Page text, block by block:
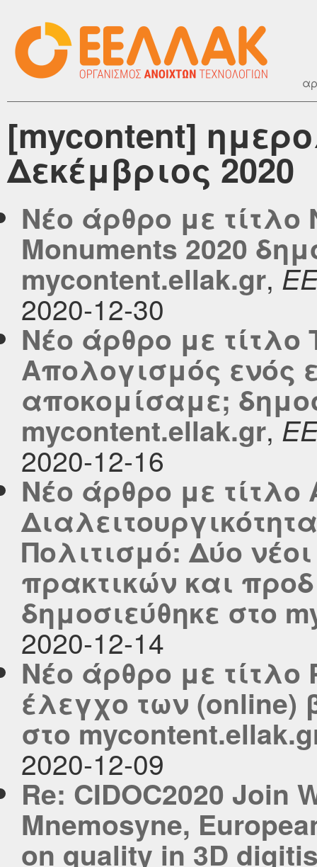
[mycontent]
Δεκέμβριος 2020
Νέο άρθρο με τίτλο
Monuments 2020
mycontent.ellak.gr,
2020-12-30
Νέο άρθρο με τίτλο
Απολογισμός ενός
αποκομίσαμε;
mycontent.ellak.gr,
2020-12-16
Νέο άρθρο με τίτλο
Πολιτισμό: Δύο
πρακτικών και
δημοσιεύθηκε στο
2020-12-14
Νέο άρθρο με τίτλο
έλεγχο των (online)
στο
2020-12-09
Re: CIDOC2020 Join
Mnemosyne,
on quality in 3D